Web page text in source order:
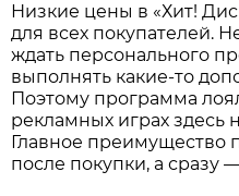
Низкие цены в «Хит!
для всех покупателей.
ждать персонального
выполнять какие-то
Поэтому программа
рекламных играх здесь
Главное преимущество
после покупки, а сразу